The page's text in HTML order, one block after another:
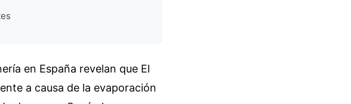
en España revelan que El
a causa de la evaporación